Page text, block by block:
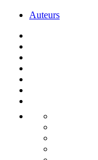
Auteurs